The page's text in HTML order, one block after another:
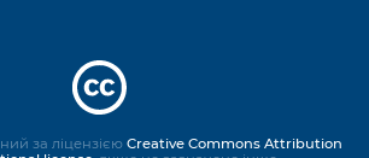
за ліцензією Creative Commons Attribution